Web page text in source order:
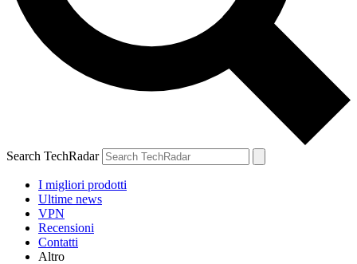
Search TechRadar
I migliori prodotti
Ultime news
VPN
Recensioni
Contatti
Altro